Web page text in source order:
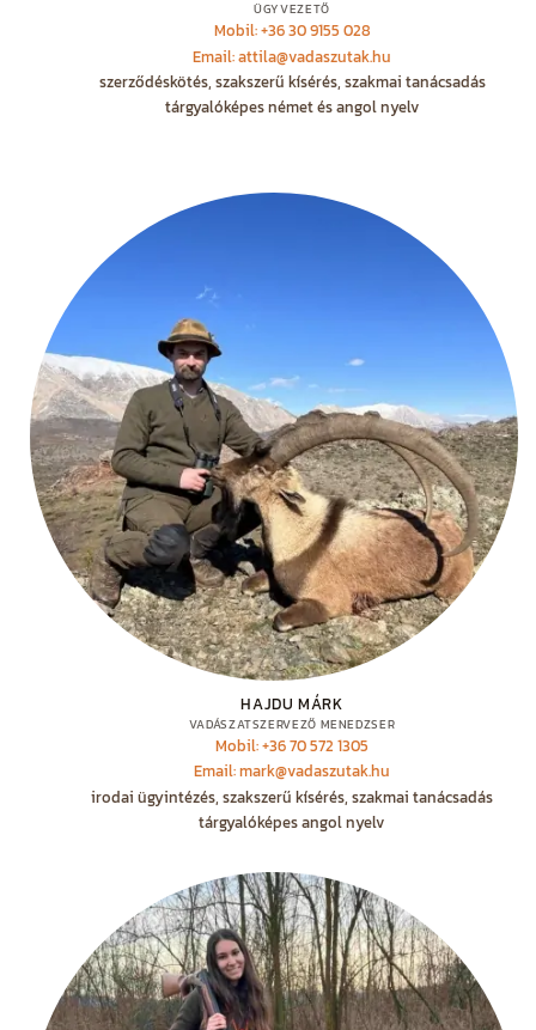
ÜGYVEZETŐ
Mobil: +36 30 9155 028
Email: attila@vadaszutak.hu
szerződéskötés, szakszerű kísérés, szakmai tanácsadás
tárgyalóképes német és angol nyelv
HAJDU MÁRK
VADÁSZATSZERVEZŐ MENEDZSER
Mobil: +36 70 572 1305
Email: mark@vadaszutak.hu
irodai ügyintézés, szakszerű kísérés, szakmai tanácsadás
tárgyalóképes angol nyelv